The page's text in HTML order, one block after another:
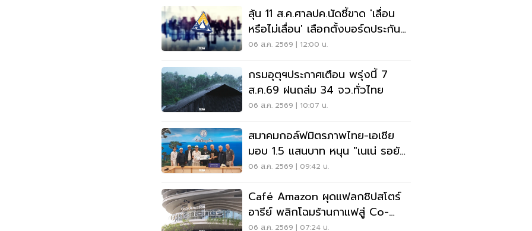
ลุ้น 11 ส.ค.ศาลปค.นัดชี้ขาด 'เลื่อน
หรือไม่เลื่อน' เลือกตั้งบอร์ดประกัน
สังคม
06 ส.ค. 2569 | 12:00 น.
กรมอุตุฯประกาศเตือน พรุ่งนี้ 7
ส.ค.69 ฝนถล่ม 34 จว.ทั่วไทย
06 ส.ค. 2569 | 10:07 น.
สมาคมกอล์ฟมิตรภาพไทย-เอเชีย
มอบ 1.5 แสนบาท หนุน "เนเน่ รอยัล"
ลุยเวทีที่สหรัฐ
06 ส.ค. 2569 | 09:42 น.
Café Amazon ผุดแฟลกชิปสโตร์
อารีย์ พลิกโฉมร้านกาแฟสู่ Co-
Working Space ครบวงจร
06 ส.ค. 2569 | 07:24 น.